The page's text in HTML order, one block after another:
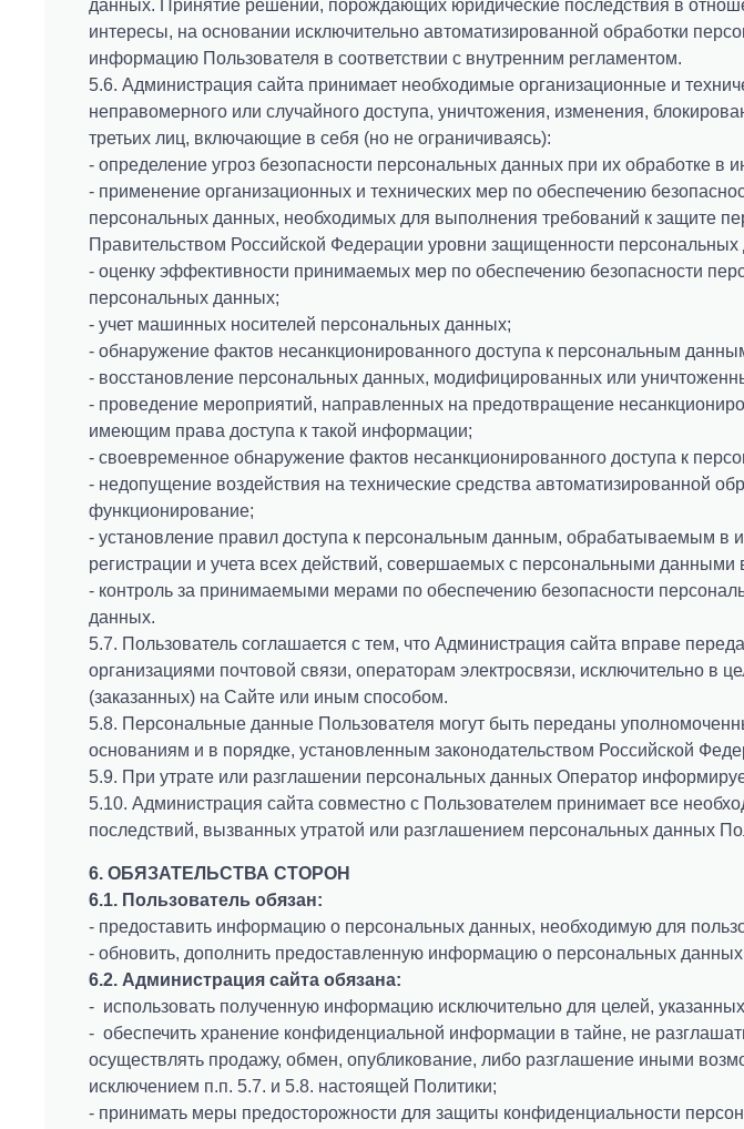
данных. Принятие решений, порождающих юридические последствия в
интересы, на основании исключительно автоматизированной обработки
информацию Пользователя в соответствии с внутренним регламентом.
5.6. Администрация сайта принимает необходимые организационные и
неправомерного или случайного доступа, уничтожения, изменения,
третьих лиц, включающие в себя (но не ограничиваясь):
- определение угроз безопасности персональных данных при их обработке
- применение организационных и технических мер по обеспечению
персональных данных, необходимых для выполнения требований к защите
Правительством Российской Федерации уровни защищенности персональных
- оценку эффективности принимаемых мер по обеспечению безопасности
персональных данных;
- учет машинных носителей персональных данных;
- обнаружение фактов несанкционированного доступа к персональным
- восстановление персональных данных, модифицированных или
- проведение мероприятий, направленных на предотвращение
имеющим права доступа к такой информации;
- своевременное обнаружение фактов несанкционированного доступа к
- недопущение воздействия на технические средства автоматизированной
функционирование;
- установление правил доступа к персональным данным, обрабатываемым
регистрации и учета всех действий, совершаемых с персональными
- контроль за принимаемыми мерами по обеспечению безопасности
данных.
5.7. Пользователь соглашается с тем, что Администрация сайта вправе
организациями почтовой связи, операторам электросвязи, исключительно в
(заказанных) на Сайте или иным способом.
5.8. Персональные данные Пользователя могут быть переданы
основаниям и в порядке, установленным законодательством Российской
5.9. При утрате или разглашении персональных данных Оператор
5.10. Администрация сайта совместно с Пользователем принимает все
последствий, вызванных утратой или разглашением персональных данных
6. ОБЯЗАТЕЛЬСТВА СТОРОН
6.1. Пользователь обязан:
- предоставить информацию о персональных данных, необходимую для
- обновить, дополнить предоставленную информацию о персональных
6.2. Администрация сайта обязана:
- использовать полученную информацию исключительно для целей,
- обеспечить хранение конфиденциальной информации в тайне, не
осуществлять продажу, обмен, опубликование, либо разглашение иными
исключением п.п. 5.7. и 5.8. настоящей Политики;
- принимать меры предосторожности для защиты конфиденциальности